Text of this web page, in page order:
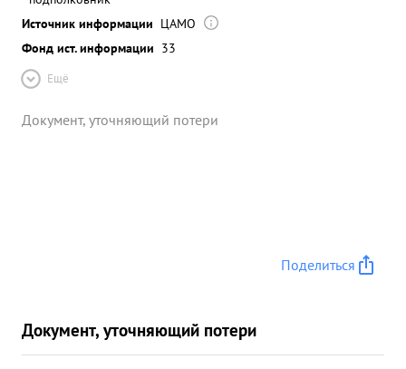
Источник информации ЦАМО
Фонд ист. информации 33
Ещё
Документ, уточняющий потери
Поделиться
Документ, уточняющий потери